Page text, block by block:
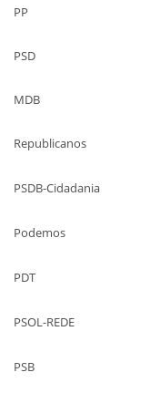
PP
PSD
MDB
Republicanos
PSDB-Cidadania
Podemos
PDT
PSOL-REDE
PSB